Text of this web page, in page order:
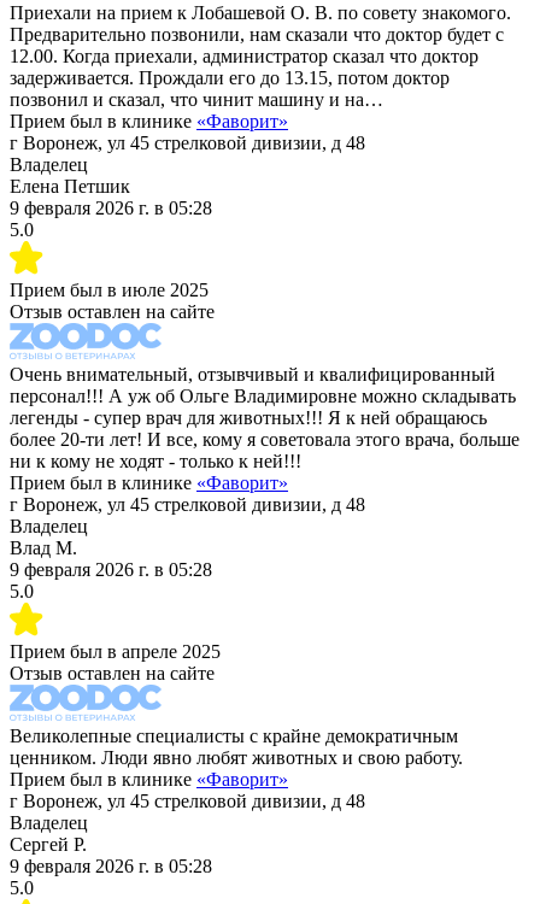
Приехали на прием к Лобашевой О. В. по совету знакомого.
Предварительно позвонили, нам сказали что доктор будет с
12.00. Когда приехали, администратор сказал что доктор
задерживается. Прождали его до 13.15, потом доктор
позвонил и сказал, что чинит машину и на…
Прием был в клинике «Фаворит»
г Воронеж, ул 45 стрелковой дивизии, д 48
Владелец
Елена Петшик
9 февраля 2026 г. в 05:28
5.0
Прием был в июле 2025
Отзыв оставлен на сайте
Очень внимательный, отзывчивый и квалифицированный
персонал!!! А уж об Ольге Владимировне можно складывать
легенды - супер врач для животных!!! Я к ней обращаюсь
более 20-ти лет! И все, кому я советовала этого врача, больше
ни к кому не ходят - только к ней!!!
Прием был в клинике «Фаворит»
г Воронеж, ул 45 стрелковой дивизии, д 48
Владелец
Влад М.
9 февраля 2026 г. в 05:28
5.0
Прием был в апреле 2025
Отзыв оставлен на сайте
Великолепные специалисты с крайне демократичным
ценником. Люди явно любят животных и свою работу.
Прием был в клинике «Фаворит»
г Воронеж, ул 45 стрелковой дивизии, д 48
Владелец
Сергей Р.
9 февраля 2026 г. в 05:28
5.0